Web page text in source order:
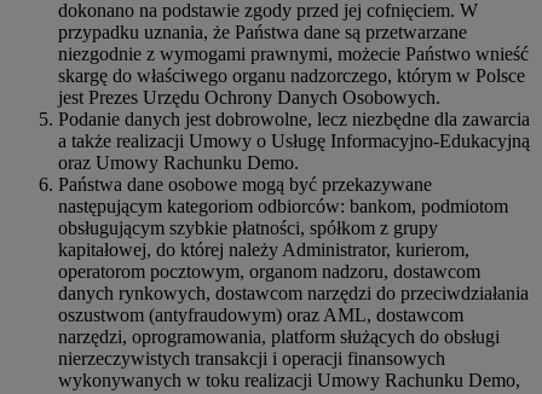
dokonano na podstawie zgody przed jej cofnięciem. W
przypadku uznania, że Państwa dane są przetwarzane
niezgodnie z wymogami prawnymi, możecie Państwo wnieść
skargę do właściwego organu nadzorczego, którym w Polsce
jest Prezes Urzędu Ochrony Danych Osobowych.
Podanie danych jest dobrowolne, lecz niezbędne dla zawarcia
a także realizacji Umowy o Usługę Informacyjno-Edukacyjną
oraz Umowy Rachunku Demo.
Państwa dane osobowe mogą być przekazywane
następującym kategoriom odbiorców: bankom, podmiotom
obsługującym szybkie płatności, spółkom z grupy
kapitałowej, do której należy Administrator, kurierom,
operatorom pocztowym, organom nadzoru, dostawcom
danych rynkowych, dostawcom narzędzi do przeciwdziałania
oszustwom (antyfraudowym) oraz AML, dostawcom
narzędzi, oprogramowania, platform służących do obsługi
nierzeczywistych transakcji i operacji finansowych
wykonywanych w toku realizacji Umowy Rachunku Demo,